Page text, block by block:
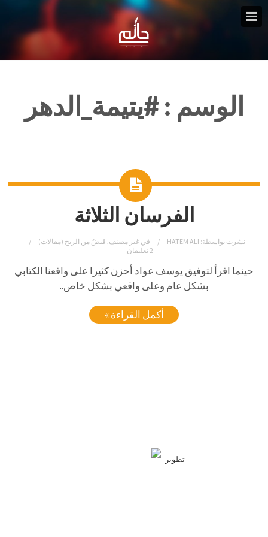
الوسم :#يتيمة_الدهر
الفرسان الثلاثة
نشرت بواسطة: HATEM ALI في غير مصنف, قبضٌ من الريح (مقالات)
2 تعليقان
حينما اقرأ لتوفيق يوسف عواد أحزن كثيرا على واقعنا الكتابي
بشكل عام وعلى واقعي بشكل خاص..
أكمل القراءة »
تطوير